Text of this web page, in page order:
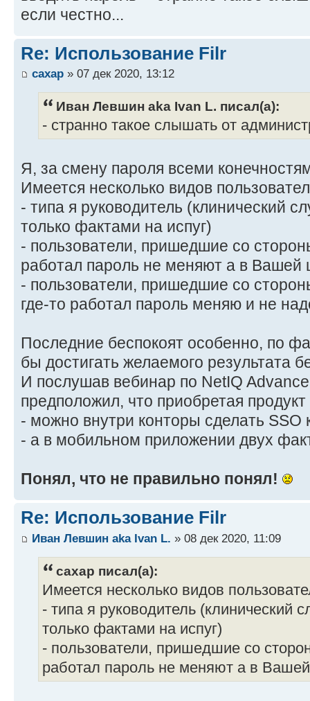
если честно...
Re: Использование Filr
caxap » 07 дек 2020, 13:12
Иван Левшин aka Ivan L. писал(а):
- странно такое слышать от
Я, за смену пароля всеми
Имеется несколько видов
- типа я руководитель (клинический
только фактами на испуг)
- пользователи, пришедшие со
работал пароль не меняют а в
- пользователи, пришедшие со
где-то работал пароль меняю и не
Последние беспокоят особенно, по
бы достигать желаемого результата
И послушав вебинар по NetIQ
предположил, что приобретая продукт
- можно внутри конторы сделать SSO
- а в мобильном приложении двух
Понял, что не правильно понял!
Re: Использование Filr
Иван Левшин aka Ivan L. » 08 дек 2020, 11:09
caxap писал(а):
Имеется несколько видов
- типа я руководитель (клинический
только фактами на испуг)
- пользователи, пришедшие со
работал пароль не меняют а в